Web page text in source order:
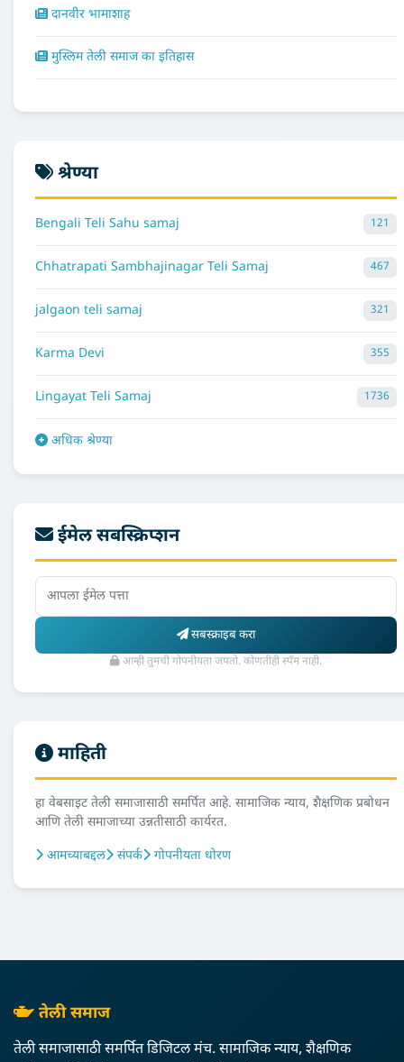
दानवीर भामाशाह
मुस्लिम तेली समाज का इतिहास
श्रेण्या
Bengali Teli Sahu samaj 121
Chhatrapati Sambhajinagar Teli Samaj 467
jalgaon teli samaj 321
Karma Devi 355
Lingayat Teli Samaj 1736
अधिक श्रेण्या
ईमेल सबस्क्रिप्शन
सबस्क्राइब करा
आम्ही तुमची गोपनीयता जपतो. कोणतीही स्पॅम नाही.
माहिती
हा वेबसाइट तेली समाजासाठी समर्पित आहे. सामाजिक न्याय, शैक्षणिक प्रबोधन
आणि तेली समाजाच्या उन्नतीसाठी कार्यरत.
आमच्याबद्दल
संपर्क गोपनीयता धोरण
तेली समाज
तेली समाजासाठी समर्पित डिजिटल मंच. सामाजिक न्याय, शैक्षणिक